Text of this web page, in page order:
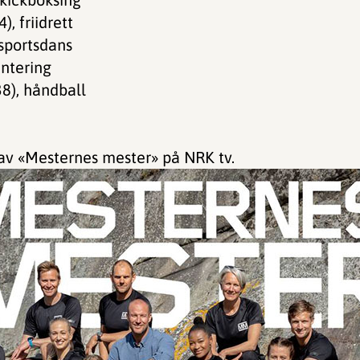
friidrett
håndball
«Mesternes mester» på NRK tv.